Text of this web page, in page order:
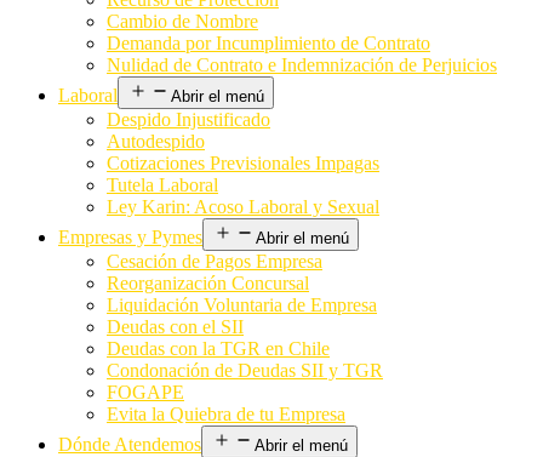
Cambio de Nombre
Demanda por Incumplimiento de Contrato
Nulidad de Contrato e Indemnización de Perjuicios
Laboral
Abrir el menú
Despido Injustificado
Autodespido
Cotizaciones Previsionales Impagas
Tutela Laboral
Ley Karin: Acoso Laboral y Sexual
Empresas y Pymes
Abrir el menú
Cesación de Pagos Empresa
Reorganización Concursal
Liquidación Voluntaria de Empresa
Deudas con el SII
Deudas con la TGR en Chile
Condonación de Deudas SII y TGR
FOGAPE
Evita la Quiebra de tu Empresa
Dónde Atendemos
Abrir el menú